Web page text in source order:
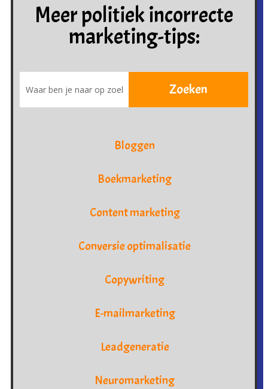
Meer politiek incorrecte
marketing-tips:
Bloggen
Boekmarketing
Content marketing
Conversie optimalisatie
Copywriting
E-mailmarketing
Leadgeneratie
Neuromarketing